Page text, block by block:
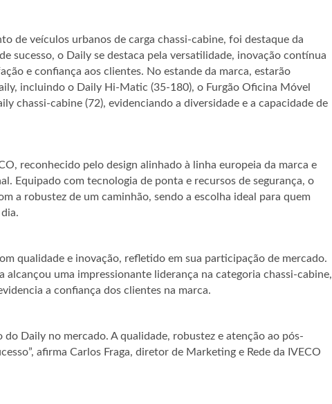
de veículos urbanos de carga chassi-cabine, foi destaque da
sucesso, o Daily se destaca pela versatilidade, inovação contínua
e confiança aos clientes. No estande da marca, estarão
incluindo o Daily Hi-Matic (35-180), o Furgão Oficina Móvel
chassi-cabine (72), evidenciando a diversidade e a capacidade de
reconhecido pelo design alinhado à linha europeia da marca e
Equipado com tecnologia de ponta e recursos de segurança, o
a robustez de um caminhão, sendo a escolha ideal para quem
qualidade e inovação, refletido em sua participação de mercado.
alcançou uma impressionante liderança na categoria chassi-cabine,
a confiança dos clientes na marca.
Daily no mercado. A qualidade, robustez e atenção ao pós-
afirma Carlos Fraga, diretor de Marketing e Rede da IVECO